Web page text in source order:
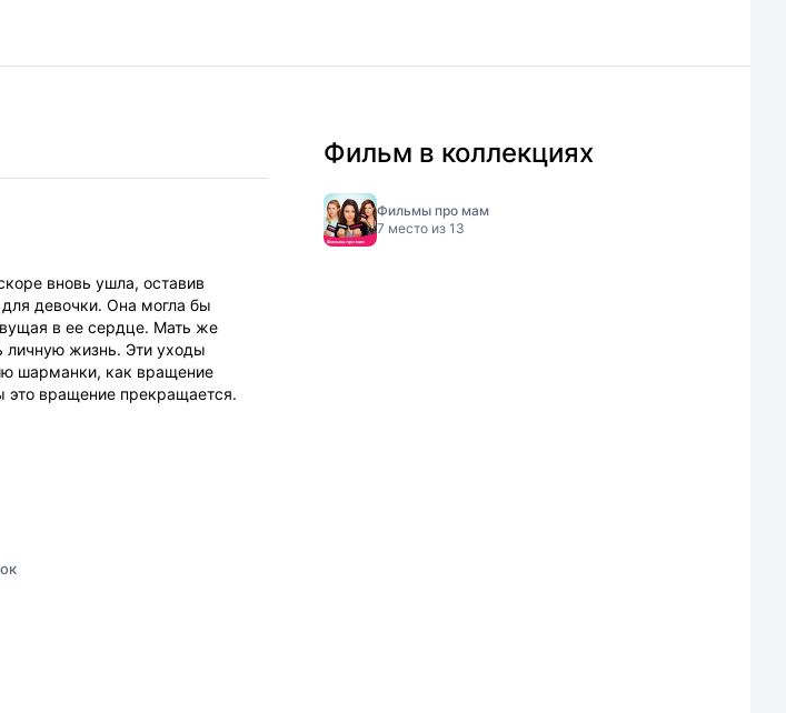
вновь ушла, оставив
девочки. Она могла бы
в ее сердце. Мать же
личную жизнь. Эти уходы
шарманки, как вращение
это вращение прекращается.
Фильм в коллекциях
Фильмы про мам
7 место из 13